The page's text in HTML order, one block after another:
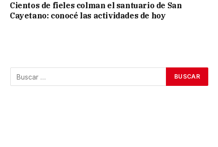
Cientos de fieles colman el santuario de San
Cayetano: conocé las actividades de hoy